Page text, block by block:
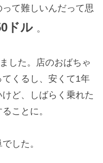
て難しいんだって思
ドル 。
した。店のおばちゃ
くるし、安くて1年
ど、しばらく乗れた
ことに。
した。